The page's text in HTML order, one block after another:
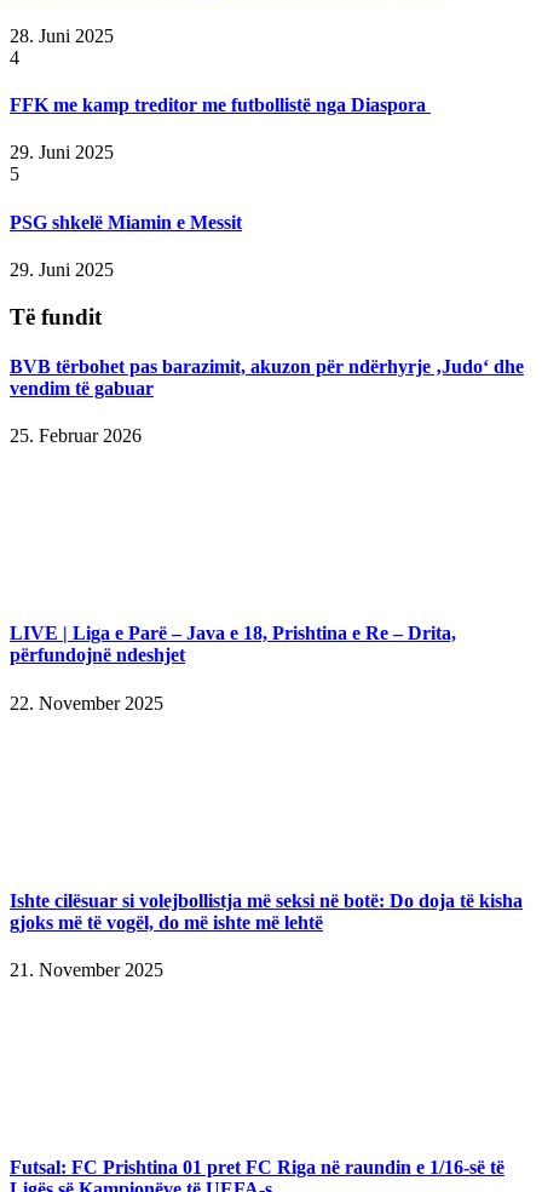
28. Juni 2025
4
FFK me kamp treditor me futbollistë nga Diaspora
29. Juni 2025
5
PSG shkelë Miamin e Messit
29. Juni 2025
Të fundit
BVB tërbohet pas barazimit, akuzon për ndërhyrje ‚Judo‘ dhe
vendim të gabuar
25. Februar 2026
LIVE | Liga e Parë – Java e 18, Prishtina e Re – Drita,
përfundojnë ndeshjet
22. November 2025
Ishte cilësuar si volejbollistja më seksi në botë: Do doja të kisha
gjoks më të vogël, do më ishte më lehtë
21. November 2025
Futsal: FC Prishtina 01 pret FC Riga në raundin e 1/16-së të